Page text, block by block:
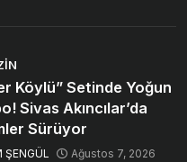
Köylü” Setinde Yoğun
Sivas Akıncılar’da
Sürüyor
ŞENGÜL Ağustos 7, 2026